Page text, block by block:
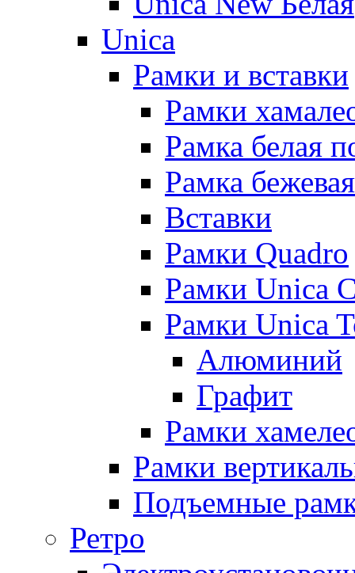
Unica
Рамки и вставки
Рамки
Рамка белая
Рамка
Вставки
Рамки Quadro
Рамки Unica
Рамки Unica
Алюминий
Графит
Рамки
Рамки
Подъемные
Ретро